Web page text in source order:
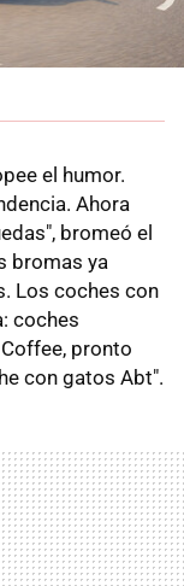
el humor.
Ahora
bromeó el
bromas ya
Los coches con
coches
pronto
con gatos Abt".